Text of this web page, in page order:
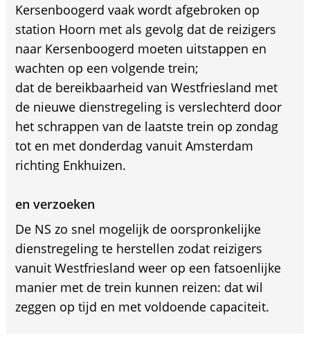
Kersenboogerd vaak wordt afgebroken op
station Hoorn met als gevolg dat de reizigers
naar Kersenboogerd moeten uitstappen en
wachten op een volgende trein;
dat de bereikbaarheid van Westfriesland met
de nieuwe dienstregeling is verslechterd door
het schrappen van de laatste trein op zondag
tot en met donderdag vanuit Amsterdam
richting Enkhuizen.
en verzoeken
De NS zo snel mogelijk de oorspronkelijke
dienstregeling te herstellen zodat reizigers
vanuit Westfriesland weer op een fatsoenlijke
manier met de trein kunnen reizen: dat wil
zeggen op tijd en met voldoende capaciteit.